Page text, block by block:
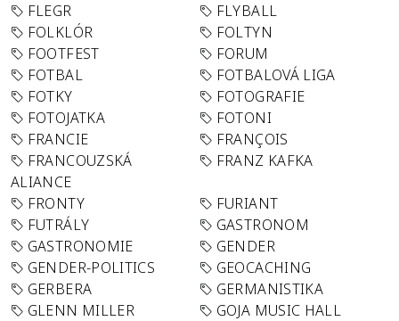
FLEGR
FLYBALL
FOLKLÓR
FOLTYN
FOOTFEST
FORUM
FOTBAL
FOTBALOVÁ LIGA
FOTKY
FOTOGRAFIE
FOTOJATKA
FOTONI
FRANCIE
FRANÇOIS
FRANCOUZSKÁ
ALIANCE
FRANZ KAFKA
FRONTY
FURIANT
FUTRÁLY
GASTRONOM
GASTRONOMIE
GENDER
GENDER-POLITICS
GEOCACHING
GERBERA
GERMANISTIKA
GLENN MILLER
GOJA MUSIC HALL